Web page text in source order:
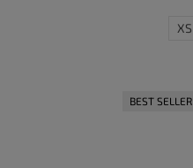
XS
BEST SELLER